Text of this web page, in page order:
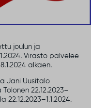
joulun ja
Virasto palvelee
alkaen.
Jani Uusitalo
Tolonen 22.12.2023–
22.12.2023–1.1.2024.